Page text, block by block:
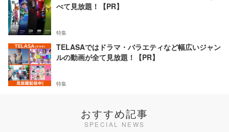
べて見放題！【PR】
特集
TELASAではドラマ・バラエティなど幅広いジャン
ルの動画が全て見放題！【PR】
特集
おすすめ記事
SPECIAL NEWS